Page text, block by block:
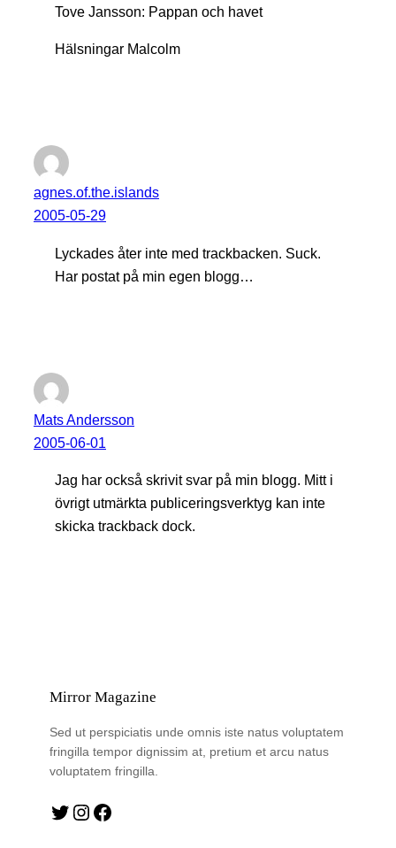
Tove Jansson: Pappan och havet
Hälsningar Malcolm
agnes.of.the.islands
2005-05-29
Lyckades åter inte med trackbacken. Suck.
Har postat på min egen blogg…
Mats Andersson
2005-06-01
Jag har också skrivit svar på min blogg. Mitt i
övrigt utmärkta publiceringsverktyg kan inte
skicka trackback dock.
Mirror Magazine
Sed ut perspiciatis unde omnis iste natus voluptatem
fringilla tempor dignissim at, pretium et arcu natus
voluptatem fringilla.
Twitter Instagram Facebook